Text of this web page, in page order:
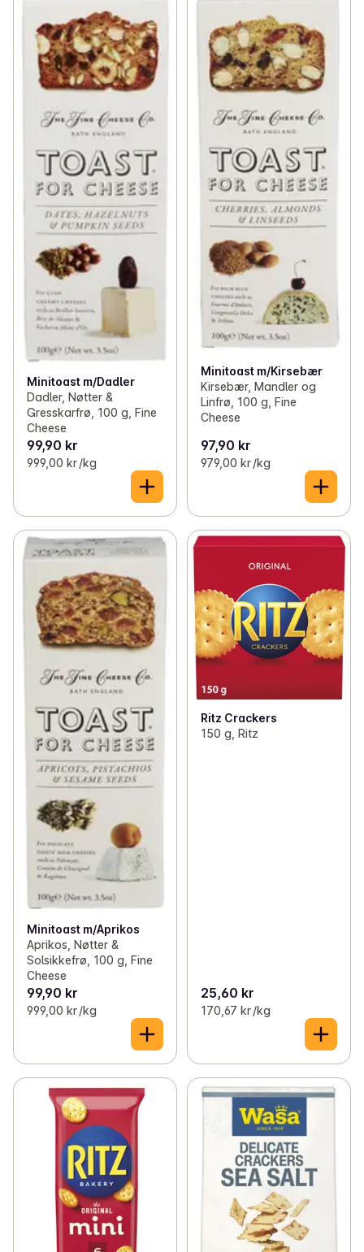
Minitoast m/Dadler
Dadler, Nøtter &
Gresskarfrø, 100 g, Fine
Cheese
99,90 kr
999,00 kr /kg
Minitoast m/Kirsebær
Kirsebær, Mandler og
Linfrø, 100 g, Fine
Cheese
97,90 kr
979,00 kr /kg
Minitoast m/Aprikos
Aprikos, Nøtter &
Solsikkefrø, 100 g, Fine
Cheese
99,90 kr
999,00 kr /kg
Ritz Crackers
150 g, Ritz
25,60 kr
170,67 kr /kg